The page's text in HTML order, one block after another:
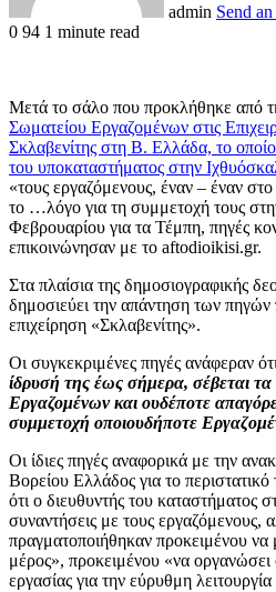
admin Send
0 94 1 minute read
Μετά το σάλο που προκλήθηκε από
Σωματείου Εργαζομένων στις
Σκλαβενίτης στη Β. Ελλάδα, το οποίο
του υποκαταστήματος στην
«τους εργαζόμενους, έναν – έναν
το …λόγο για τη συμμετοχή τους
Φεβρουαρίου για τα Τέμπη, πηγές
επικοινώνησαν με το aftodioikisi.gr.
Στα πλαίσια της δημοσιογραφικής
δημοσιεύει την απάντηση των πηγών
επιχείρηση «Σκλαβενίτης».
Οι συγκεκριμένες πηγές ανάφεραν ότι
ίδρυσή της έως σήμερα, σέβεται
Εργαζομένων και ουδέποτε
συμμετοχή οποιουδήποτε
Οι ίδιες πηγές αναφορικά με την
Βορείου Ελλάδος για το
ότι ο διευθυντής του καταστήματος
συναντήσεις με τους εργαζόμενους,
πραγματοποιήθηκαν προκειμένου
μέρος», προκειμένου «να
εργασίας για την εύρυθμη